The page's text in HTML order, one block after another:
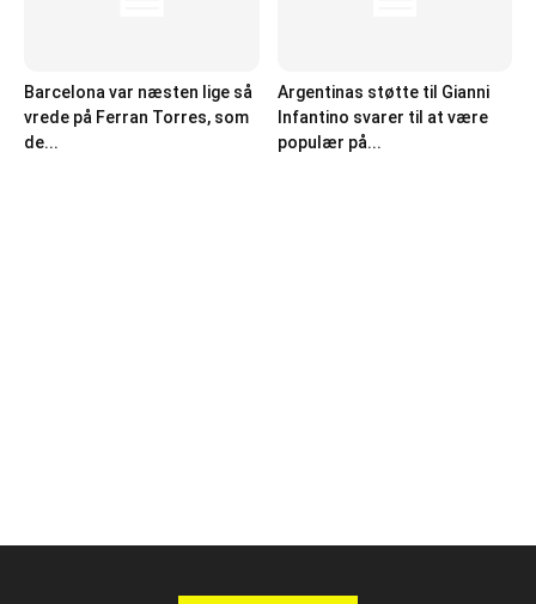
Barcelona var næsten lige så
vrede på Ferran Torres, som
de...
Argentinas støtte til Gianni
Infantino svarer til at være
populær på...